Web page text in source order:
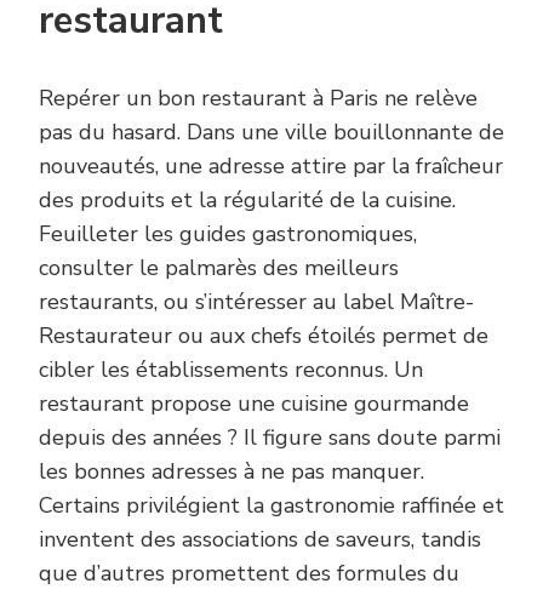
restaurant
Repérer un bon restaurant à Paris ne relève
pas du hasard. Dans une ville bouillonnante de
nouveautés, une adresse attire par la fraîcheur
des produits et la régularité de la cuisine.
Feuilleter les guides gastronomiques,
consulter le palmarès des meilleurs
restaurants, ou s’intéresser au label Maître-
Restaurateur ou aux chefs étoilés permet de
cibler les établissements reconnus. Un
restaurant propose une cuisine gourmande
depuis des années ? Il figure sans doute parmi
les bonnes adresses à ne pas manquer.
Certains privilégient la gastronomie raffinée et
inventent des associations de saveurs, tandis
que d’autres promettent des formules du